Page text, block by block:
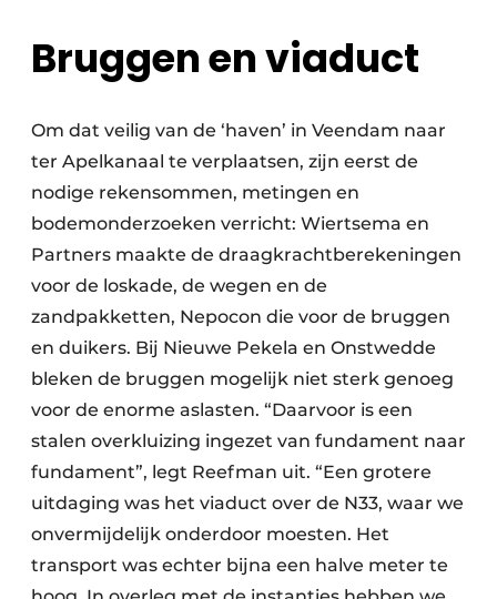
Bruggen en viaduct
Om dat veilig van de ‘haven’ in Veendam naar
ter Apelkanaal te verplaatsen, zijn eerst de
nodige rekensommen, metingen en
bodemonderzoeken verricht: Wiertsema en
Partners maakte de draagkrachtberekeningen
voor de loskade, de wegen en de
zandpakketten, Nepocon die voor de bruggen
en duikers. Bij Nieuwe Pekela en Onstwedde
bleken de bruggen mogelijk niet sterk genoeg
voor de enorme aslasten. “Daarvoor is een
stalen overkluizing ingezet van fundament naar
fundament”, legt Reefman uit. “Een grotere
uitdaging was het viaduct over de N33, waar we
onvermijdelijk onderdoor moesten. Het
transport was echter bijna een halve meter te